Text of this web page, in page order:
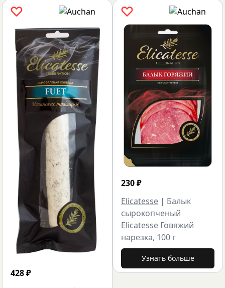
428₽
230₽
Elicatesse | Балык
сырокопченый
Elicatesse Говяжий
нарезка, 100 г
Узнать больше